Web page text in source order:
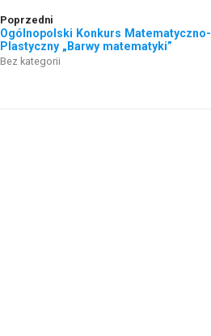
Poprzedni
Ogólnopolski Konkurs Matematyczno-
Plastyczny „Barwy matematyki”
Bez kategorii